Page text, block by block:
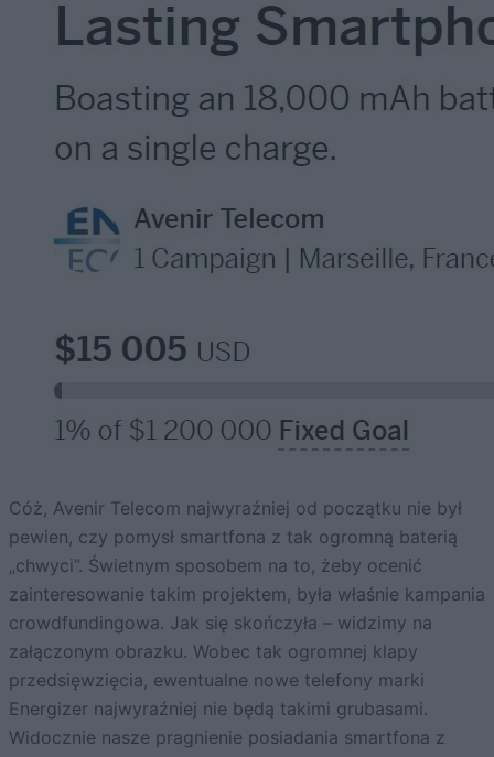
Cóż, Avenir Telecom najwyraźniej od początku nie był
pewien, czy pomysł smartfona z tak ogromną baterią
„chwyci”. Świetnym sposobem na to, żeby ocenić
zainteresowanie takim projektem, była właśnie kampania
crowdfundingowa. Jak się skończyła – widzimy na
załączonym obrazku. Wobec tak ogromnej klapy
przedsięwzięcia, ewentualne nowe telefony marki
Energizer najwyraźniej nie będą takimi grubasami.
Widocznie nasze pragnienie posiadania smartfona z